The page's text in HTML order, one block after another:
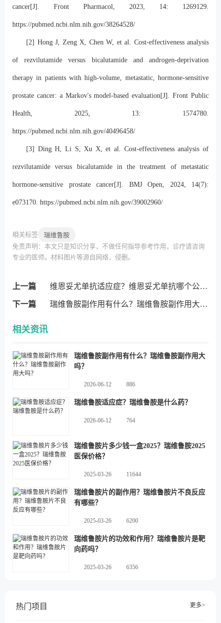
cancer[J]. Front Pharmacol, 2023, 14: 1269129.
https://pubmed.ncbi.nlm.nih.gov/38264528/
[2] Hong J, Zeng X, Chen W, et al. Cost-effectiveness analysis
of rezvilutamide versus bicalutamide and androgen-deprivation
therapy in patients with high-volume, metastatic, hormone-sensitive
prostate cancer: a Markov's model-based evaluation[J]. Front Public
Health, 2025, 13: 1574780.
https://pubmed.ncbi.nlm.nih.gov/40496458/
[3] Ding H, Li S, Xu X, et al. Cost-effectiveness analysis of
rezvilutamide versus bicalutamide in the treatment of metastatic
hormone-sensitive prostate cancer[J]. BMJ Open, 2024, 14(7):
e073170. https://pubmed.ncbi.nlm.nih.gov/39002960/
相关标签
瑞维鲁胺
免责声明：本文只是知识分享，不做任何指导参考作用，诊疗请咨询
专业的医师。材料图片等源自网络，侵删。
上一篇 维恩妥尤单抗适应症？维恩妥尤单抗哪个公司的？
下一篇 瑞维鲁胺副作用有什么？瑞维鲁胺副作用大吗？
相关资讯
瑞维鲁胺副作用有什么？瑞维鲁胺副作用大
吗？
2026-06-12 886
瑞维鲁胺适应症？瑞维鲁胺是什么药？
2026-06-12 764
瑞维鲁胺片多少钱一盒2025？瑞维鲁胺2025
医保价格？
2025-03-26 11644
瑞维鲁胺片的副作用？瑞维鲁胺片不良反应
有哪些？
2025-03-26 6200
瑞维鲁胺片的功效和作用？瑞维鲁胺片是靶
向药吗？
2025-03-26 6356
热门项目 更多>